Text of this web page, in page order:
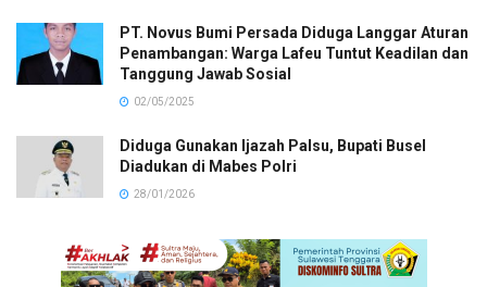
PT. Novus Bumi Persada Diduga Langgar Aturan
Penambangan: Warga Lafeu Tuntut Keadilan dan
Tanggung Jawab Sosial
02/05/2025
Diduga Gunakan Ijazah Palsu, Bupati Busel
Diadukan di Mabes Polri
28/01/2026